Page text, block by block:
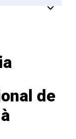
de